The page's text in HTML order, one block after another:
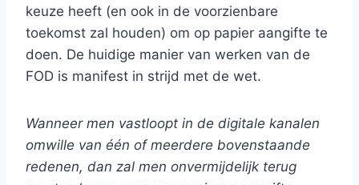
keuze heeft (en ook in de voorzienbare
toekomst zal houden) om op papier aangifte te
doen. De huidige manier van werken van de
FOD is manifest in strijd met de wet.
Wanneer men vastloopt in de digitale kanalen
omwille van één of meerdere bovenstaande
redenen, dan zal men onvermijdelijk terug